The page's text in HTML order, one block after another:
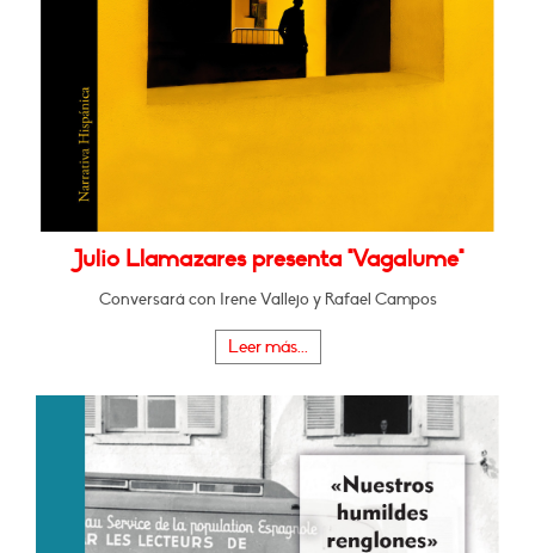
Julio Llamazares presenta "Vagalume"
Conversará con Irene Vallejo y Rafael Campos
Leer más...